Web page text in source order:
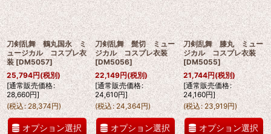
刀剣乱舞 鶴丸国永 ミ
ュージカル コスプレ衣
装 [DM5057]
25,794円(税別)
[通常販売価格:
28,660円]
(税込: 28,374円)
オプション選択
刀剣乱舞 髭切 ミュー
ジカル コスプレ衣装
[DM5056]
22,149円(税別)
[通常販売価格:
24,610円]
(税込: 24,364円)
オプション選択
刀剣乱舞 膝丸 ミュー
ジカル コスプレ衣装
[DM5055]
21,744円(税別)
[通常販売価格:
24,160円]
(税込: 23,919円)
オプション選択